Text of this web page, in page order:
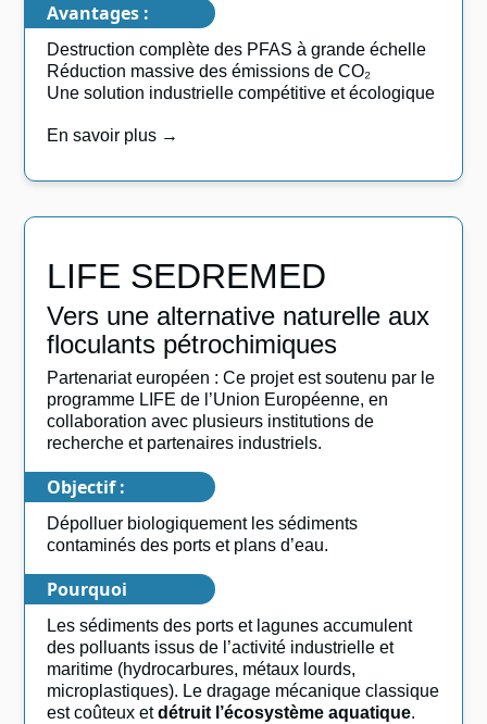
Avantages :
Destruction complète des PFAS à grande échelle
Réduction massive des émissions de CO₂
Une solution industrielle compétitive et écologique
En savoir plus →
LIFE SEDREMED
Vers une alternative naturelle aux
floculants pétrochimiques
Partenariat européen : Ce projet est soutenu par le
programme LIFE de l’Union Européenne, en
collaboration avec plusieurs institutions de
recherche et partenaires industriels.
Objectif :
Dépolluer biologiquement les sédiments
contaminés des ports et plans d’eau.
Pourquoi
Les sédiments des ports et lagunes accumulent
des polluants issus de l’activité industrielle et
maritime (hydrocarbures, métaux lourds,
microplastiques). Le dragage mécanique classique
est coûteux etdétruit l’écosystème aquatique.